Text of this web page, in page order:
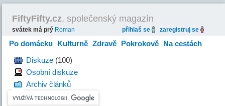
FiftyFifty.cz, společenský magazín
svátek má prý Roman přihlaš se zaregistruj se
Po domácku Kulturně Zdravě Pokrokově Na cestách
HravěDiskuze (100)
Osobní diskuze
Archiv článků